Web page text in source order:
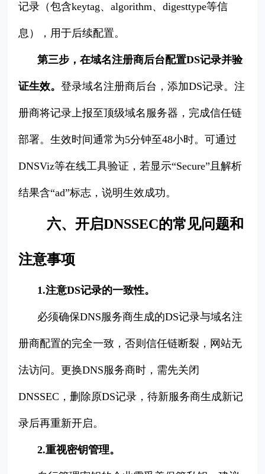
记录（包含keytag、algorithm、digesttype等信
息），用于后续配置。
第三步，在域名注册商后台配置DS记录并验
证生效。登录域名注册商后台，添加DS记录。注
册商将记录上报至顶级域名服务器，完成信任链
部署。生效时间通常为5分钟至48小时。可通过
DNSViz等在线工具验证，若显示“Secure”且解析
结果含“ad”标志，说明生效成功。
六、开启DNSSEC的常见问题和
注意事项
1.注意DS记录的一致性。
必须确保DNS服务商生成的DS记录与域名注
册商配置的完全一致，否则信任链断裂，网站无
法访问。更换DNS服务商时，需先关闭
DNSSEC，删除原DS记录，待新服务商生成新记
录后再重新开启。
2.重视密钥管理。